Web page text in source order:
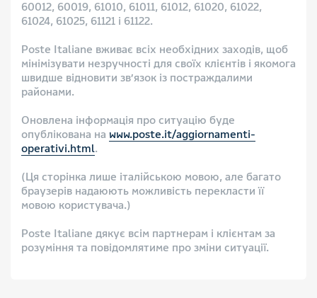
60012, 60019, 61010, 61011, 61012, 61020, 61022,
61024, 61025, 61121 і 61122.
Poste Italiane вживає всіх необхідних заходів, щоб
мінімізувати незручності для своїх клієнтів і якомога
швидше відновити зв’язок із постраждалими
районами.
Оновлена інформація про ситуацію буде
опублікована на www.poste.it/aggiornamenti-
operativi.html.
(Ця сторінка лише італійською мовою, але багато
браузерів надаюють можливість перекласти її
мовою користувача.)
Poste Italiane дякує всім партнерам і клієнтам за
розуміння та повідомлятиме про зміни ситуації.